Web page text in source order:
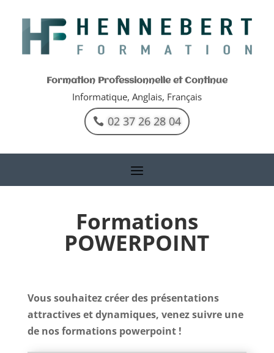
Formation Professionnelle et Continue
Informatique, Anglais, Français
02 37 26 28 04
Formations
POWERPOINT
Vous souhaitez créer des présentations
attractives et dynamiques, venez suivre une
de nos formations powerpoint !